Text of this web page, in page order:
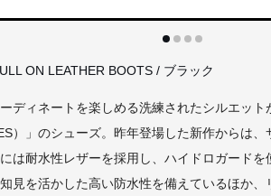
ON LEATHER BOOTS / ブラック
ディネートを楽しめる洗練されたシルエッ
）」のシューズ。昨年登場した新作からは
は耐水性レザーを採用し、ハイドロガード
見を活かした高い防水性を備えているほか